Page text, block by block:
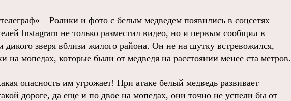
– Ролики и фото с белым медведем появились в соцсетях
Instagram не только разместил видео, но и первым сообщил в
зверя вблизи жилого района. Он не на шутку встревожился,
на мопедах, которые были от медведя на расстоянии менее ста метров.
опасность им угрожает! При атаке белый медведь развивает
дороге, да еще и по двое на мопедах, они точно не успели бы от